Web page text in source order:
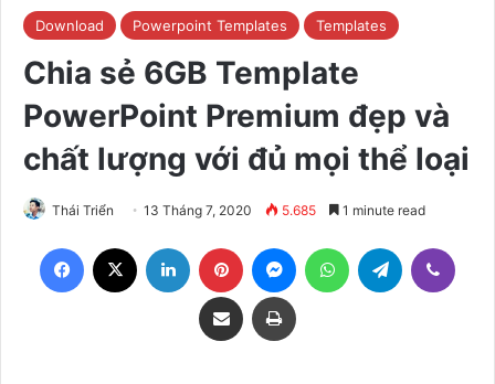
Download Powerpoint Templates Templates
Chia sẻ 6GB Template
PowerPoint Premium đẹp và
chất lượng với đủ mọi thể loại
Thái Triển 13 Tháng 7, 2020 5.685 1 minute read
Facebook LinkedIn Pinterest MessengerWhatsAppTelegram
Share via Email Print